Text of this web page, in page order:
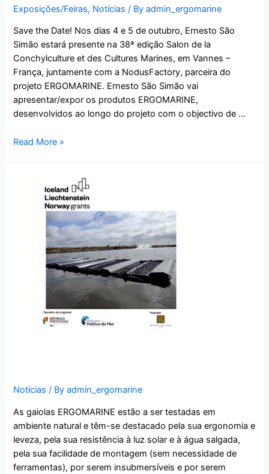
Exposições/Feiras, Notícias / Byadmin_ergomarine
Save the Date! Nos dias 4 e 5 de outubro, Ernesto São
Simão estará presente na 38ª edição Salon de la
Conchylculture et des Cultures Marines, em Vannes –
França, juntamente com a NodusFactory, parceira do
projeto ERGOMARINE. Ernesto São Simão vai
apresentar/expor os produtos ERGOMARINE,
desenvolvidos ao longo do projeto com o objectivo de …
Read More »
Notícias / Byadmin_ergomarine
As gaiolas ERGOMARINE estão a ser testadas em
ambiente natural e têm-se destacado pela sua ergonomia e
leveza, pela sua resistência à luz solar e à água salgada,
pela sua facilidade de montagem (sem necessidade de
ferramentas), por serem insubmersíveis e por serem